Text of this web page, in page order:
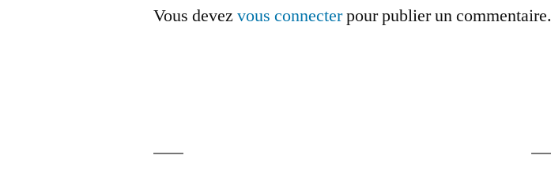
Vous devezvous connecterpour publier un commentaire.